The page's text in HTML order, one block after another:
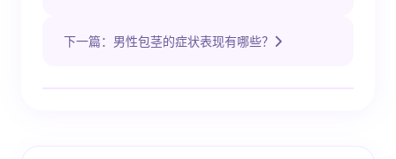
下一篇：男性包茎的症状表现有哪些？